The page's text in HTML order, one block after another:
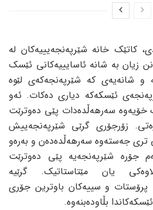
کاتێک خانە شێرپەنجەیییەکان لە
زیان بە شانە ئاسایییەکانی ئێسک
و شانەیەی کە شێرپەنجەکەی لێوە
ئێسکەکە دیاری دەکات. ئەو
خۆیەوە سەرهەڵدەدات پێی دەوترێت
زۆرجۆری گرێی شێرپەنجەییش
تری جەستەوە سەرهەڵدەدەن و بەرەو
جۆرە شێرپەنجەیە پێی دەوترێت
یان مێتاستاتیک. گرێیە
پرۆستات و سییەکان باوترین جۆری
بڵاودەبنەوە.